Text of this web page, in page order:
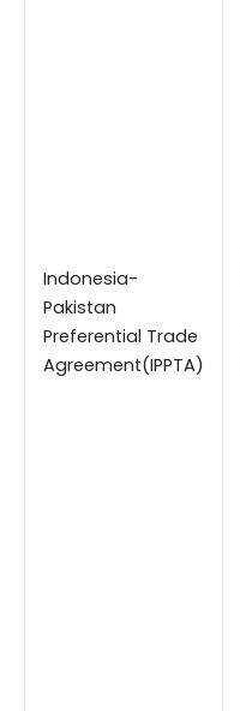
Indonesia-
Pakistan
Preferential Trade
Agreement(IPPTA)